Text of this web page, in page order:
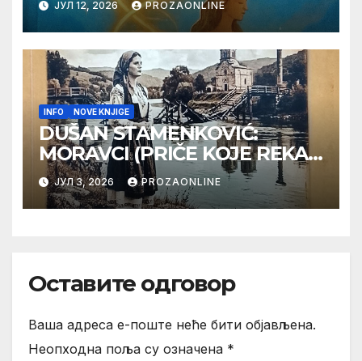
ЈУЛ 12, 2026 PROZAONLINE
INFO NOVE KNJIGE
DUŠAN STAMENKOVIĆ:
MORAVCI (PRIČE KOJE REKA
PAMTI)
ЈУЛ 3, 2026 PROZAONLINE
Оставите одговор
Ваша адреса е-поште неће бити објављена.
Неопходна поља су означена *